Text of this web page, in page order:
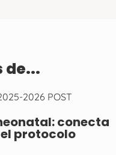
de...
conecta
protocolo